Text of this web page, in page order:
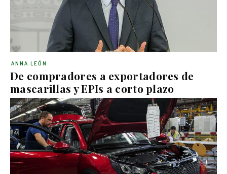
De compradores a exportadores de
mascarillas y EPIs a corto plazo
ANNA LEÓN